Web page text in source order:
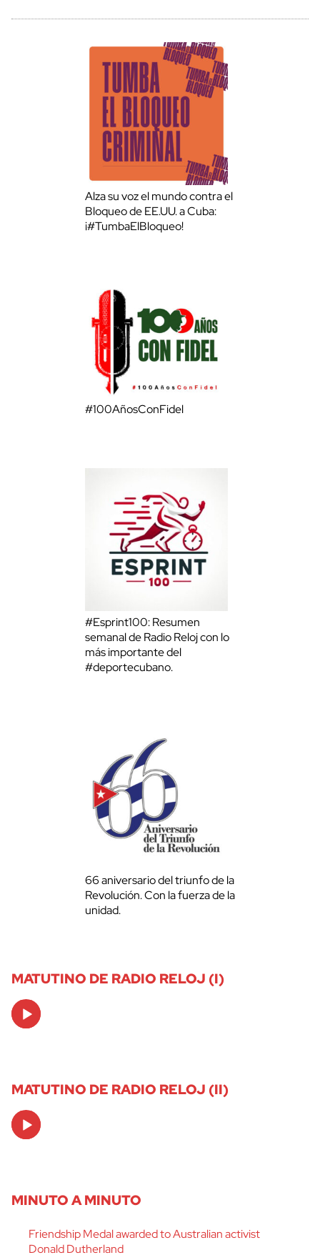
Alza su voz el mundo contra el
Bloqueo de EE.UU. a Cuba:
¡#TumbaElBloqueo!
#100AñosConFidel
#Esprint100: Resumen
semanal de Radio Reloj con lo
más importante del
#deportecubano.
66 aniversario del triunfo de la
Revolución. Con la fuerza de la
unidad.
MATUTINO DE RADIO RELOJ (I)
Audio
Player
MATUTINO DE RADIO RELOJ (II)
Audio
Player
MINUTO A MINUTO
Friendship Medal awarded to Australian activist
Donald Dutherland